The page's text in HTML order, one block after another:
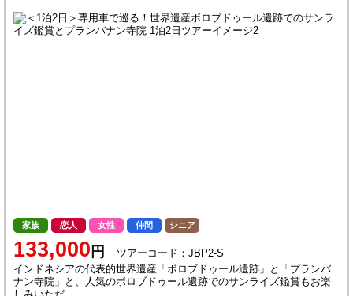
家族 恋人 女性 仲間 シニア
133,000 円
ツアーコード：JBP2-S
インドネシアの代表的世界遺産「ボロブドゥール遺跡」と「プランバ
ナン寺院」と、人気のボロブドゥール遺跡でのサンライズ鑑賞もお楽